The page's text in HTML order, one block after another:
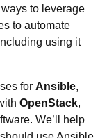
to leverage
to automate
using it
for Ansible,
OpenStack,
We’ll help